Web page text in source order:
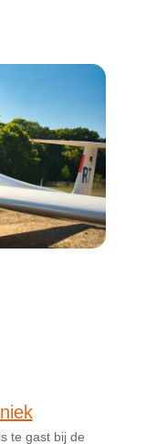
te gast bij de